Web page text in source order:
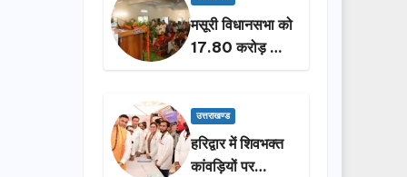
सम्मानित…
मसूरी विधानसभा को
17.80 करोड़ की
विकास योजनाओं की
ने किया लोकार्पण-
शिलान्यास.
उत्तराखण्ड
हरिद्वार में शिवभक्त
कांवड़ियों पर